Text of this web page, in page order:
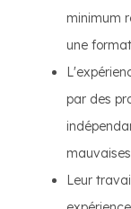
minimum
une
par des
Leur